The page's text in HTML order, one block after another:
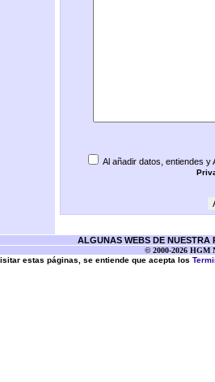
Al añadir datos, entiendes y
ALGUNAS WEBS DE NUESTRA
© 2000-2026 HGM
estas páginas, se entiende que acepta los